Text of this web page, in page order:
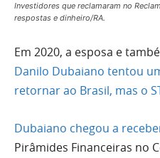
Investidores que reclamaram no
respostas e dinheiro/RA.
Em 2020, a esposa e
Danilo Dubaiano tentou
retornar ao Brasil, mas o
Dubaiano chegou a
Pirâmides Financeiras no